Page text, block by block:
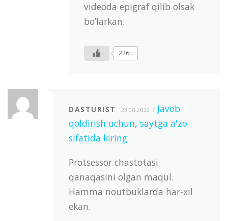
videoda epigraf qilib olsak
bo’larkan.
226+
DASTURIST 23.08.2020
Javob
qoldirish uchun, saytga a'zo
sifatida kiring
Protsessor chastotasi
qanaqasini olgan maqul.
Hamma noutbuklarda har-xil
ekan.